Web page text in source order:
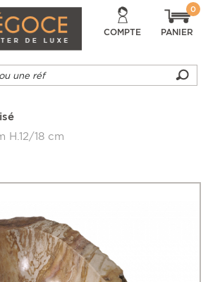
COMPTE PANIER
0
H.12/18 cm